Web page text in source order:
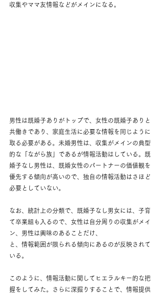
収集やママ友情報などがメインになる。
男性は既婚子ありがトップで、女性の既婚子ありと
共働きであり、家庭生活に必要な情報を同じように
取る必要がある。未婚男性は、収集がメインの典型
的な「ながら族」であるが情報活動はしている。既
婚子なし男性は、既婚女性のパートナーの価値観を
優先する傾向が高いので、独自の情報活動はさほど
必要としていない。
なお、統計上の分類で、既婚子なし男女には、子育
て卒業組も入るので、女性は自分周りの収集がメイ
ン、男性は興味のあることだけ、
と、情報範囲が限られる傾向にあるのが反映されて
いる。
このように、情報活動に関してヒエラルキー的な把
握をしてみた。さらに深掘りすることで、情報提供